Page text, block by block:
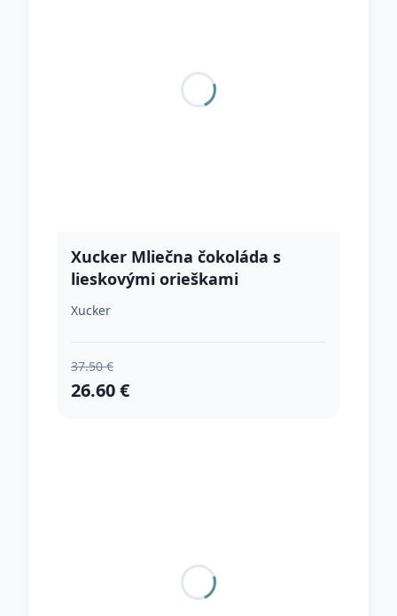
Xucker Mliečna čokoláda s
lieskovými orieškami
Xucker
37.50 €
26.60 €